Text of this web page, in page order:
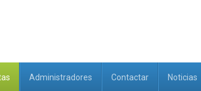
Administradores Contactar Noticias